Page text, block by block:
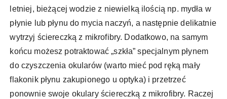
letniej, bieżącej wodzie z niewielką ilością np. mydła w
płynie lub płynu do mycia naczyń, a następnie delikatnie
wytrzyj ściereczką z mikrofibry. Dodatkowo, na samym
końcu możesz potraktować „szkła” specjalnym płynem
do czyszczenia okularów (warto mieć pod ręką mały
flakonik płynu zakupionego u optyka) i przetrzeć
ponownie swoje okulary ściereczką z mikrofibry. Raczej